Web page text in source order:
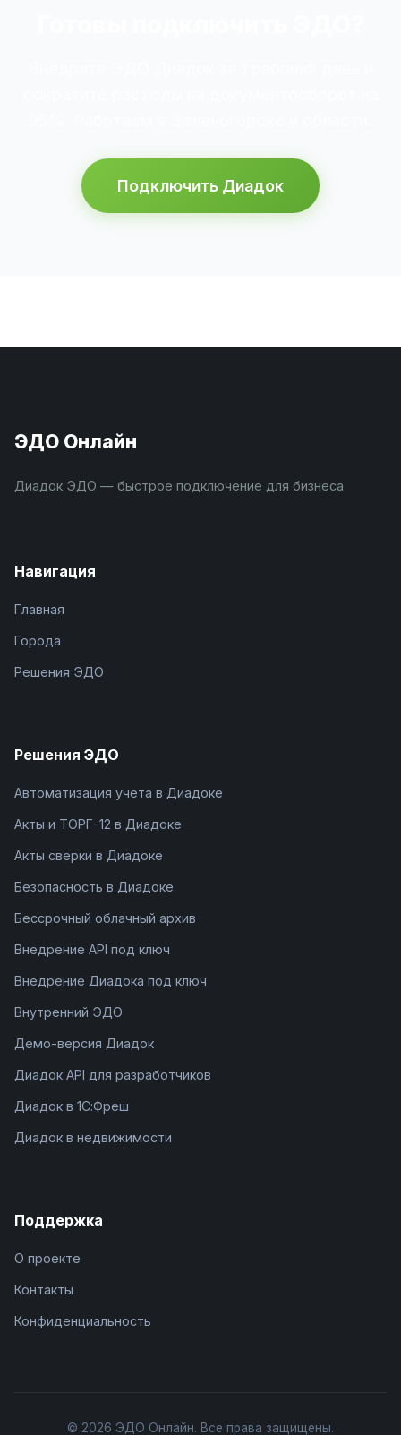
Подключить Диадок
ЭДО Онлайн
Диадок ЭДО — быстрое подключение для бизнеса
Навигация
Главная
Города
Решения ЭДО
Решения ЭДО
Автоматизация учета в Диадоке
Акты и ТОРГ-12 в Диадоке
Акты сверки в Диадоке
Безопасность в Диадоке
Бессрочный облачный архив
Внедрение API под ключ
Внедрение Диадока под ключ
Внутренний ЭДО
Демо-версия Диадок
Диадок API для разработчиков
Диадок в 1С:Фреш
Диадок в недвижимости
Поддержка
О проекте
Контакты
Конфиденциальность
© 2026 ЭДО Онлайн. Все права защищены.